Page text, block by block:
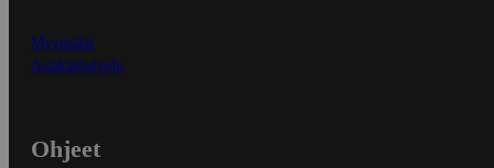
Myymälät
Asiakaspalvelu
Ohjeet